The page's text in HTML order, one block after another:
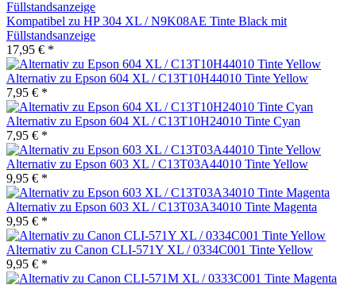
Kompatibel zu HP 304 XL / N9K08AE Tinte Black mit
Füllstandsanzeige
17,95 € *
Alternativ zu Epson 604 XL / C13T10H44010 Tinte Yellow
7,95 € *
Alternativ zu Epson 604 XL / C13T10H24010 Tinte Cyan
7,95 € *
Alternativ zu Epson 603 XL / C13T03A44010 Tinte Yellow
9,95 € *
Alternativ zu Epson 603 XL / C13T03A34010 Tinte Magenta
9,95 € *
Alternativ zu Canon CLI-571Y XL / 0334C001 Tinte Yellow
9,95 € *